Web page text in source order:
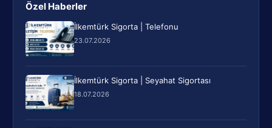
Özel Haberler
İlkemtürk Sigorta | Telefonu
23.07.2026
İlkemtürk Sigorta | Seyahat Sigortası
18.07.2026